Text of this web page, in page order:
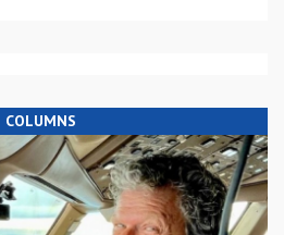
COLUMNS